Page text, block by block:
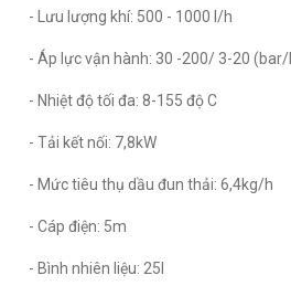
- Lưu lượng khí: 500 - 1000 l/h
- Áp lực vận hành: 30 -200/ 3-20
- Nhiệt độ tối đa: 8-155 độ C
- Tải kết nối: 7,8kW
- Mức tiêu thụ dầu đun thải: 6,4kg/h
- Cáp điện: 5m
- Bình nhiên liệu: 25l